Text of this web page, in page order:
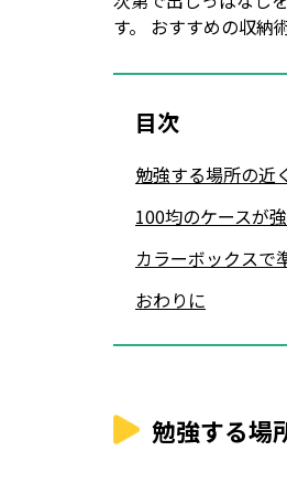
す。 おすすめの収納
目次
勉強する場所の近
100均のケースが
カラーボックスで
おわりに
勉強する場